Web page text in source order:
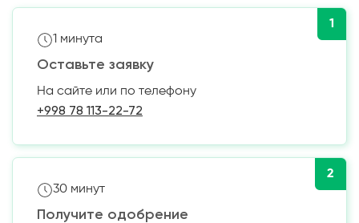
1
1 минута
Оставьте заявку
На сайте или по телефону
+998 78 113-22-72
2
30 минут
Получите одобрение